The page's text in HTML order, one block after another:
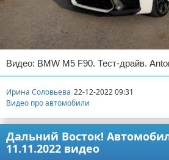
Видео: BMW M5 F90. Тест-драйв.
Ирина Соловьева 22-12-2022 09:31
Видео про автомобили
Дальний Восток!
11.11.2022 видео